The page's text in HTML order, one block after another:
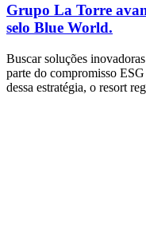
Grupo La Torre
selo Blue World.
Buscar soluções
parte do compromisso
dessa estratégia, o resort